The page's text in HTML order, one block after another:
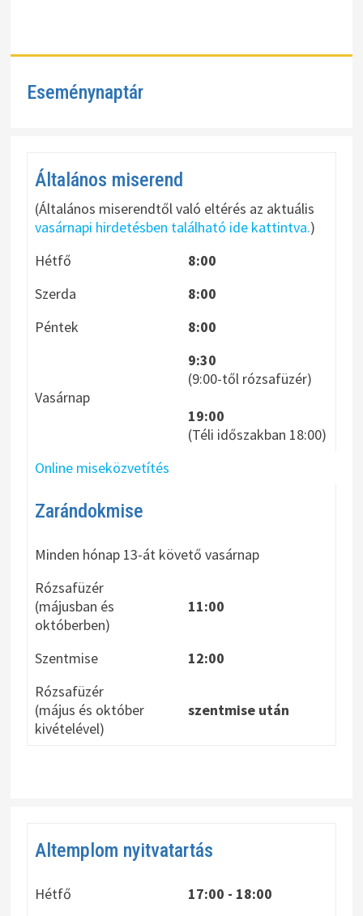
Eseménynaptár
Általános miserend
(Általános miserendtől való eltérés az aktuális
vasárnapi hirdetésben található ide kattintva.)
Hétfő
8:00
Szerda
8:00
Péntek
8:00
Vasárnap
9:30
(9:00-től rózsafüzér)
19:00
(Téli időszakban 18:00)
Online miseközvetítés
Zarándokmise
Minden hónap 13-át követő vasárnap
Rózsafüzér
(májusban és
októberben)
11:00
Szentmise
12:00
Rózsafüzér
(május és október
kivételével)
szentmise után
Altemplom nyitvatartás
Hétfő
17:00 - 18:00